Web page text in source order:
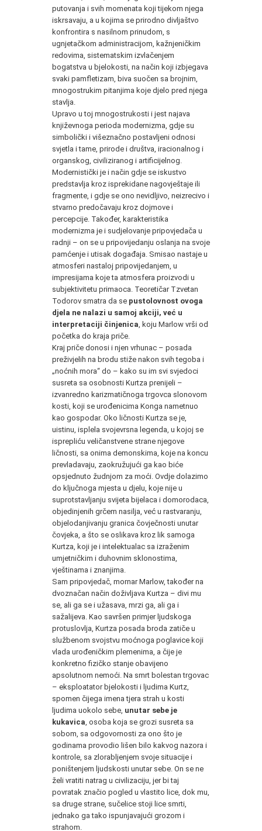
putovanja i svih momenata koji tijekom njega
iskrsavaju, a u kojima se prirodno divljaštvo
konfrontira s nasilnom prinudom, s
ugnjetačkom administracijom, kažnjeničkim
redovima, sistematskim izvlačenjem
bogatstva u bjelokosti, na način koji izbjegava
svaki pamfletizam, biva suočen sa brojnim,
mnogostrukim pitanjima koje djelo pred njega
stavlja.
Upravo u toj mnogostrukosti i jest najava
književnoga perioda modernizma, gdje su
simbolički i višeznačno postavljeni odnosi
svjetla i tame, prirode i društva, iracionalnog i
organskog, civiliziranog i artificijelnog.
Modernistički je i način gdje se iskustvo
predstavlja kroz isprekidane nagovještaje ili
fragmente, i gdje se ono nevidljivo, neizrecivo i
stvarno predočavaju kroz dojmove i
percepcije. Također, karakteristika
modernizma je i sudjelovanje pripovjedača u
radnji – on se u pripovijedanju oslanja na svoje
pamćenje i utisak događaja. Smisao nastaje u
atmosferi nastaloj pripovijedanjem, u
impresijama koje ta atmosfera proizvodi u
subjektivitetu primaoca. Teoretičar Tzvetan
Todorov smatra da se pustolovnost ovoga
djela ne nalazi u samoj akciji, već u
interpretaciji činjenica , koju Marlow vrši od
početka do kraja priče.
Kraj priče donosi i njen vrhunac – posada
preživjelih na brodu stiže nakon svih tegoba i
„noćnih mora“ do – kako su im svi svjedoci
susreta sa osobnosti Kurtza prenijeli –
izvanredno karizmatičnoga trgovca slonovom
kosti, koji se urođenicima Konga nametnuo
kao gospodar. Oko ličnosti Kurtza se je,
uistinu, isplela svojevrsna legenda, u kojoj se
isprepliću veličanstvene strane njegove
ličnosti, sa onima demonskima, koje na koncu
prevladavaju, zaokružujući ga kao biće
opsjednuto žudnjom za moći. Ovdje dolazimo
do ključnoga mjesta u djelu, koje nije u
suprotstavljanju svijeta bijelaca i domorodaca,
objedinjenih grčem nasilja, već u rastvaranju,
objelodanjivanju granica čovječnosti unutar
čovjeka, a što se oslikava kroz lik samoga
Kurtza, koji je i intelektualac sa izraženim
umjetničkim i duhovnim sklonostima,
vještinama i znanjima.
Sam pripovjedač, mornar Marlow, također na
dvoznačan način doživljava Kurtza – divi mu
se, ali ga se i užasava, mrzi ga, ali ga i
sažalijeva. Kao savršen primjer ljudskoga
protuslovlja, Kurtza posada broda zatiče u
službenom svojstvu moćnoga poglavice koji
vlada urođeničkim plemenima, a čije je
konkretno fizičko stanje obavijeno
apsolutnom nemoći. Na smrt bolestan trgovac
– eksploatator bjelokosti i ljudima Kurtz,
spomen čijega imena tjera strah u kosti
ljudima uokolo sebe, unutar sebe je
kukavica , osoba koja se grozi susreta sa
sobom, sa odgovornosti za ono što je
godinama provodio lišen bilo kakvog nazora i
kontrole, sa zlorabljenjem svoje situacije i
poništenjem ljudskosti unutar sebe. On se ne
želi vratiti natrag u civilizaciju, jer bi taj
povratak značio pogled u vlastito lice, dok mu,
sa druge strane, sučelice stoji lice smrti,
jednako ga tako ispunjavajući grozom i
strahom.